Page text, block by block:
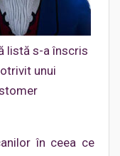
listă s-a înscris
unui
în ceea ce